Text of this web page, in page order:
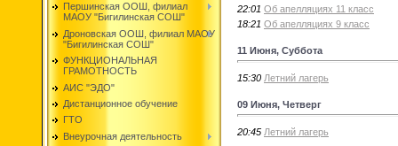
Першинская ООШ, филиал
МАОУ "Бигилинская СОШ"
Дроновская ООШ, филиал МАОУ
"Бигилинская СОШ"
ФУНКЦИОНАЛЬНАЯ
ГРАМОТНОСТЬ
АИС "ЭДО"
Дистанционное обучение
ГТО
Внеурочная деятельность
22:01 Об апелляциях 11 класс
18:21 Об апелляциях 9 класс
11 Июня, Суббота
15:30 Летний лагерь
09 Июня, Четверг
20:45 Летний лагерь